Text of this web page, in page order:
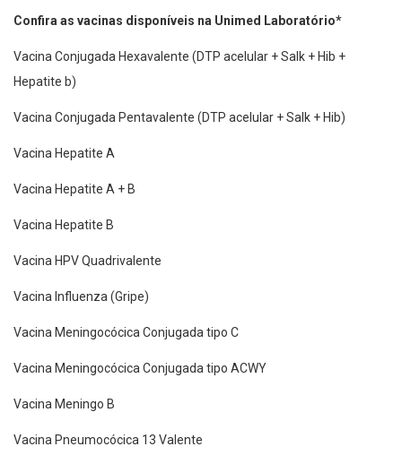
Confira as vacinas disponíveis na Unimed Laboratório*
Vacina Conjugada Hexavalente (DTP acelular + Salk + Hib +
Hepatite b)
Vacina Conjugada Pentavalente (DTP acelular + Salk + Hib)
Vacina Hepatite A
Vacina Hepatite A + B
Vacina Hepatite B
Vacina HPV Quadrivalente
Vacina Influenza (Gripe)
Vacina Meningocócica Conjugada tipo C
Vacina Meningocócica Conjugada tipo ACWY
Vacina Meningo B
Vacina Pneumocócica 13 Valente